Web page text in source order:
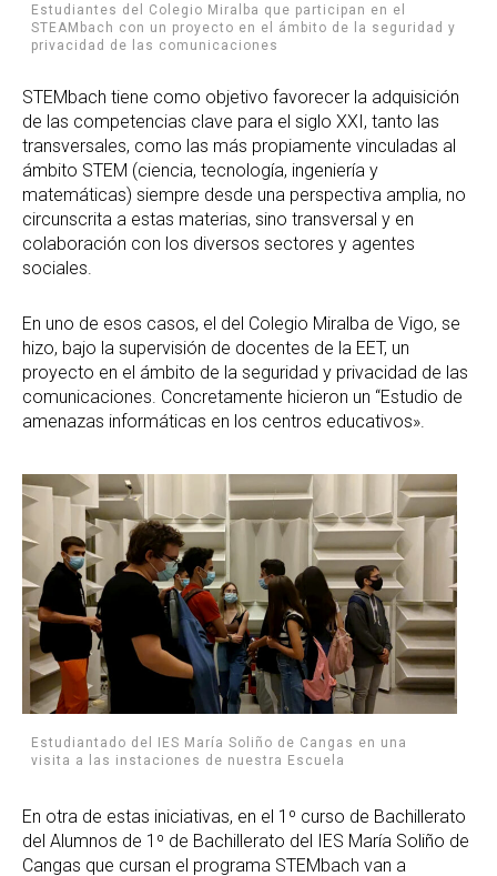
Estudiantes del Colegio Miralba que participan en el
STEAMbach con un proyecto en el ámbito de la seguridad y
privacidad de las comunicaciones
STEMbach tiene como objetivo favorecer la adquisición
de las competencias clave para el siglo XXI, tanto las
transversales, como las más propiamente vinculadas al
ámbito STEM (ciencia, tecnología, ingeniería y
matemáticas) siempre desde una perspectiva amplia, no
circunscrita a estas materias, sino transversal y en
colaboración con los diversos sectores y agentes
sociales.
En uno de esos casos, el del Colegio Miralba de Vigo, se
hizo, bajo la supervisión de docentes de la EET, un
proyecto en el ámbito de la seguridad y privacidad de las
comunicaciones. Concretamente hicieron un “Estudio de
amenazas informáticas en los centros educativos».
Estudiantado del IES María Soliño de Cangas en una
visita a las instaciones de nuestra Escuela
En otra de estas iniciativas, en el 1º curso de Bachillerato
del Alumnos de 1º de Bachillerato del IES María Soliño de
Cangas que cursan el programa STEMbach van a